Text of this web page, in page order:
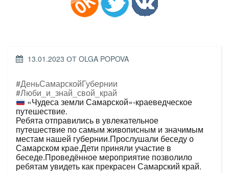
ОПУБЛИКОВАНО
13.01.2023 ОТ OLGA POPOVA
#ДеньСамарскойГубернии
#Люби_и_знай_свой_край
«Чудеса земли Самарской»-краеведческое
путешествие.
Ребята отправились в увлекательное
путешествие по самым живописным и значимым
местам нашей губернии.Прослушали беседу о
Самарском крае.Дети приняли участие в
беседе.Проведённое мероприятие позволило
ребятам увидеть как прекрасен Самарский край.